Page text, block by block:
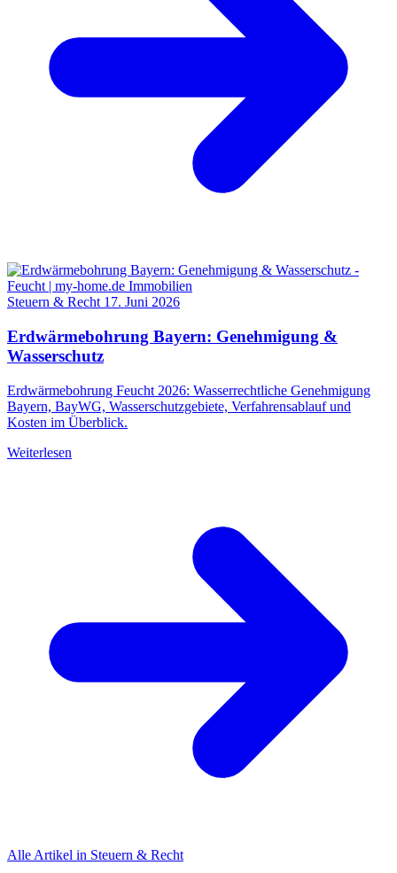
Steuern & Recht 17. Juni 2026
Erdwärmebohrung Bayern: Genehmigung &
Wasserschutz
Erdwärmebohrung Feucht 2026: Wasserrechtliche Genehmigung
Bayern, BayWG, Wasserschutzgebiete, Verfahrensablauf und
Kosten im Überblick.
Weiterlesen
Alle Artikel in Steuern & Recht